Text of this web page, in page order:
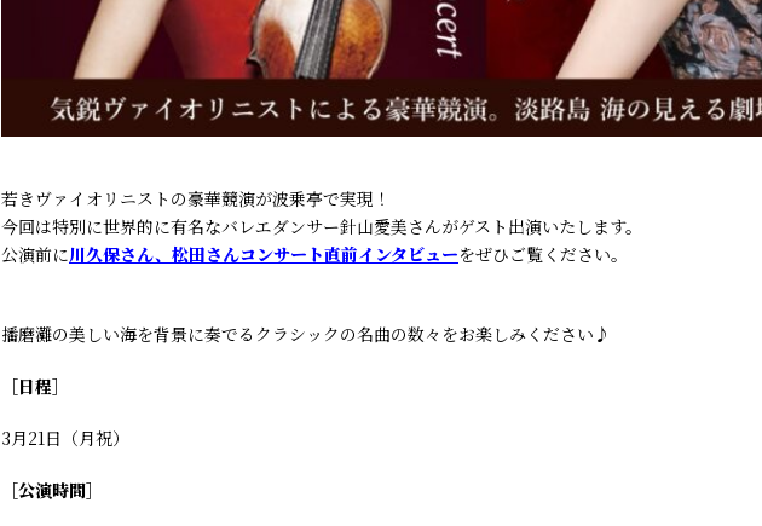
若きヴァイオリニストの豪華競演が波乗亭で実現！
今回は特別に世界的に有名なバレエダンサー針山愛美さんがゲスト出演いたします。
公演前に川久保さん、松田さんコンサート直前インタビューをぜひご覧ください。
播磨灘の美しい海を背景に奏でるクラシックの名曲の数々をお楽しみください♪
［日程］
3月21日（月祝）
［公演時間］